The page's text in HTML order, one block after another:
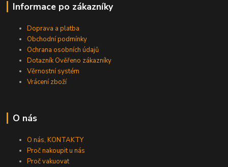
Informace po zákazníky
Doprava a platba
Obchodní podmínky
Ochrana osobních údajů
Dotazník Ověřeno zákazníky
Věrnostní systém
Vrácení zboží
O nás
O nás, KONTAKTY
Proč nakoupit u nás
Proč vakuovat